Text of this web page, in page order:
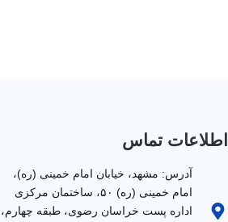
اطلاعات تماس
آدرس: مشهد، خیابان امام خمینی (ره)،
امام خمینی (ره) ۵۰، ساختمان مرکزی
اداره پست خراسان رضوی، طبقه چهارم،